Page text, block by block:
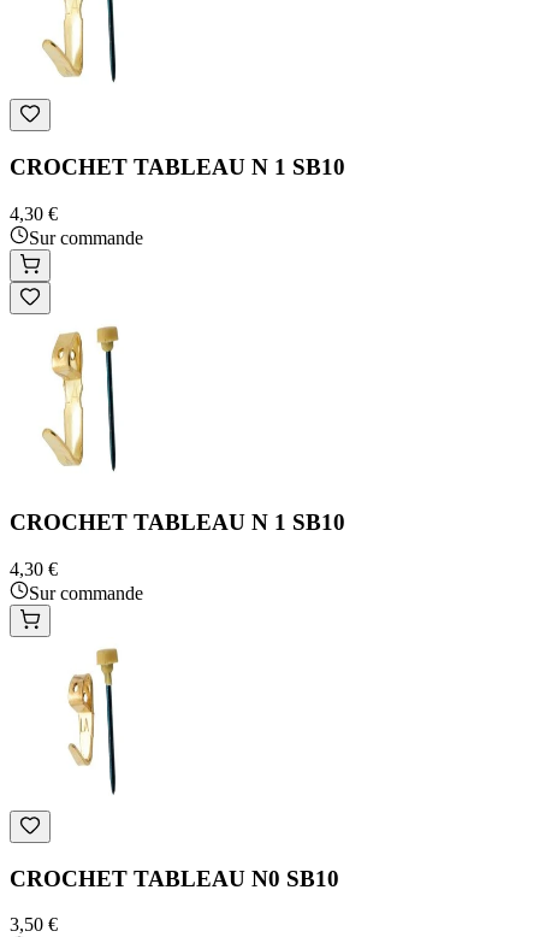
CROCHET TABLEAU N 1 SB10
4,30 €
Sur commande
CROCHET TABLEAU N 1 SB10
4,30 €
Sur commande
CROCHET TABLEAU N0 SB10
3,50 €